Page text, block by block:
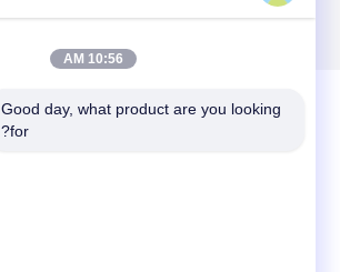
10:56 AM
Good day, what product are you looking
for?